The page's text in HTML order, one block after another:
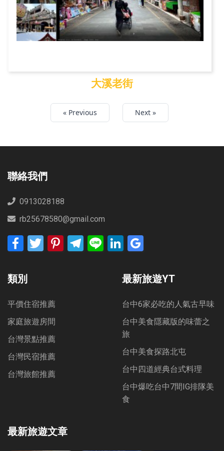
大溪老街
大溪老街
« Previous Next »
聯絡我們
0913028188
rb25678580@gmail.com
FacebookTwitter PinterestTelegram
Line LinkedIn
類別
平價住宿推薦
家庭旅遊房間
台灣景點推薦
台灣民宿推薦
台灣旅館推薦
最新旅遊文章
最新旅遊YT
台中6家必吃的人氣古早味
台中美食隱藏版的味蕾之
旅
台中美食探路北屯
台中四道經典台式料理
台中爆吃台中7間IG排隊美
食